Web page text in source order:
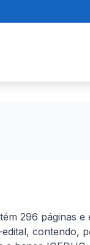
296 páginas
contendo,